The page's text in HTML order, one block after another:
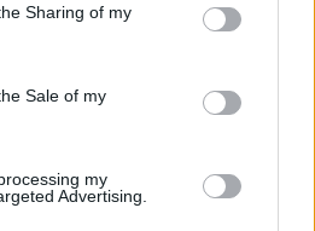
behaviour. You may click to
and its third-party tags to
purposes in below Google
Sharing of my
Sale of my
my
Advertising.
vs